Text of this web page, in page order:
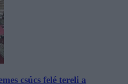
csúcs felé tereli a